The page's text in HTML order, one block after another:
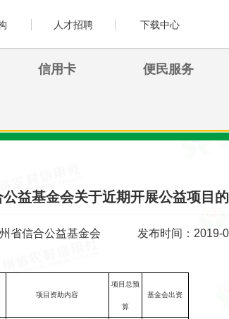
人才招聘 下载中心
信用卡 便民服务
益基金会关于近期开展公益项目
省信合公益基金会 发布时间：2019-
项目资助内容
项目总预
算
基金会出资